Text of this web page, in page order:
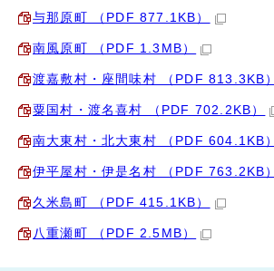
与那原町 （PDF 877.1KB）
南風原町 （PDF 1.3MB）
渡嘉敷村・座間味村 （PDF 813.3KB）
粟国村・渡名喜村 （PDF 702.2KB）
南大東村・北大東村 （PDF 604.1KB）
伊平屋村・伊是名村 （PDF 763.2KB）
久米島町 （PDF 415.1KB）
八重瀬町 （PDF 2.5MB）